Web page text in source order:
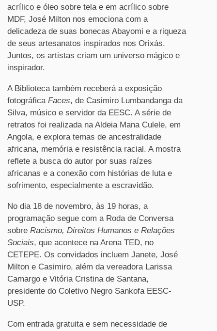
acrílico e óleo sobre tela e em acrílico sobre
MDF, José Milton nos emociona com a
delicadeza de suas bonecas Abayomi e a riqueza
de seus artesanatos inspirados nos Orixás.
Juntos, os artistas criam um universo mágico e
inspirador.
A Biblioteca também receberá a exposição
fotográfica Faces, de Casimiro Lumbandanga da
Silva, músico e servidor da EESC. A série de
retratos foi realizada na Aldeia Mana Culele, em
Angola, e explora temas de ancestralidade
africana, memória e resistência racial. A mostra
reflete a busca do autor por suas raízes
africanas e a conexão com histórias de luta e
sofrimento, especialmente a escravidão.
No dia 18 de novembro, às 19 horas, a
programação segue com a Roda de Conversa
sobre Racismo, Direitos Humanos e Relações
Sociais, que acontece na Arena TED, no
CETEPE. Os convidados incluem Janete, José
Milton e Casimiro, além da vereadora Larissa
Camargo e Vitória Cristina de Santana,
presidente do Coletivo Negro Sankofa EESC-
USP.
Com entrada gratuita e sem necessidade de